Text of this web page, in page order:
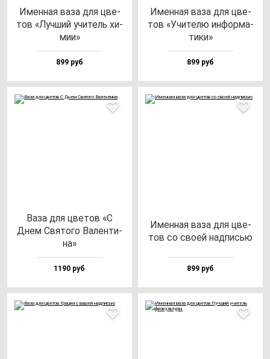
Имен­ная ва­за для цве­
тов «Луч­ший учи­тель хи­
мии»
899 руб
Имен­ная ва­за для цве­
тов «Учи­те­лю ин­фор­ма­
ти­ки»
899 руб
Ваза для цве­тов «С
Днем Свя­то­го Вален­ти­
на»
1190 руб
Имен­ная ва­за для цве­
тов со своей над­писью
899 руб